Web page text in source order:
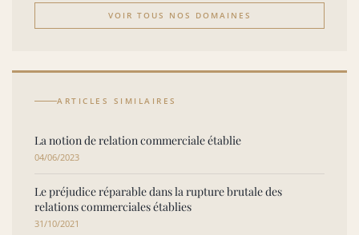
VOIR TOUS NOS DOMAINES
ARTICLES SIMILAIRES
La notion de relation commerciale établie
04/06/2023
Le préjudice réparable dans la rupture brutale des
relations commerciales établies
31/10/2021